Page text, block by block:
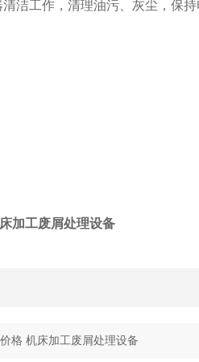
洁工作，清理油污、灰尘，保持
加工废屑处理设备